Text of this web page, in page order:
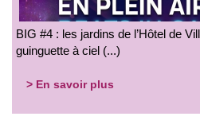
BIG #4 : les jardins de l’Hôtel de
guinguette à ciel (...)
> En savoir plus